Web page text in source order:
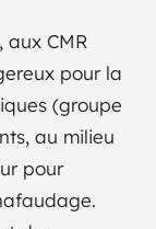
aux CMR
pour la
(groupe
au milieu
pour